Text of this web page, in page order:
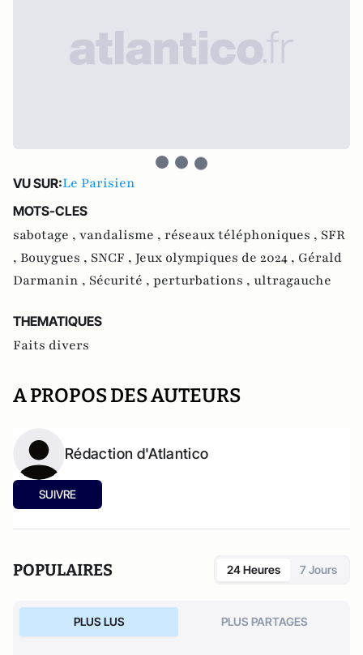
VU SUR:Le Parisien
MOTS-CLES
sabotage , vandalisme , réseaux téléphoniques , SFR
, Bouygues , SNCF , Jeux olympiques de 2024 , Gérald
Darmanin , Sécurité , perturbations , ultragauche
THEMATIQUES
Faits divers
A PROPOS DES AUTEURS
Rédaction d'Atlantico
SUIVRE
POPULAIRES 24 Heures 7 Jours
PLUS LUS PLUS PARTAGES